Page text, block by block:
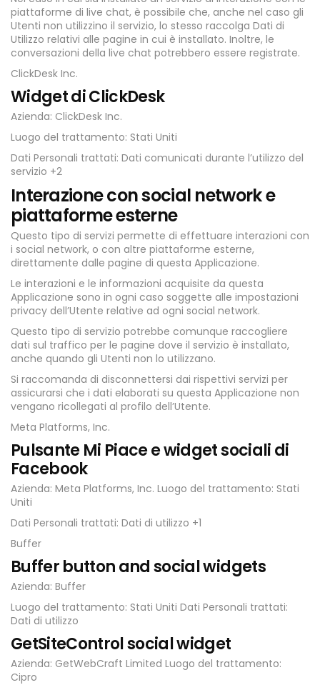
piattaforme di live chat, è possibile che, anche nel caso gli
Utenti non utilizzino il servizio, lo stesso raccolga Dati di
Utilizzo relativi alle pagine in cui è installato. Inoltre, le
conversazioni della live chat potrebbero essere registrate.
ClickDesk Inc.
Widget di ClickDesk
Azienda: ClickDesk Inc.
Luogo del trattamento: Stati Uniti
Dati Personali trattati: Dati comunicati durante l’utilizzo del
servizio +2
Interazione con social network e
piattaforme esterne
Questo tipo di servizi permette di effettuare interazioni con
i social network, o con altre piattaforme esterne,
direttamente dalle pagine di questa Applicazione.
Le interazioni e le informazioni acquisite da questa
Applicazione sono in ogni caso soggette alle impostazioni
privacy dell’Utente relative ad ogni social network.
Questo tipo di servizio potrebbe comunque raccogliere
dati sul traffico per le pagine dove il servizio è installato,
anche quando gli Utenti non lo utilizzano.
Si raccomanda di disconnettersi dai rispettivi servizi per
assicurarsi che i dati elaborati su questa Applicazione non
vengano ricollegati al profilo dell’Utente.
Meta Platforms, Inc.
Pulsante Mi Piace e widget sociali di
Facebook
Azienda: Meta Platforms, Inc. Luogo del trattamento: Stati
Uniti
Dati Personali trattati: Dati di utilizzo +1
Buffer
Buffer button and social widgets
Azienda: Buffer
Luogo del trattamento: Stati Uniti Dati Personali trattati:
Dati di utilizzo
GetSiteControl social widget
Azienda: GetWebCraft Limited Luogo del trattamento:
Cipro